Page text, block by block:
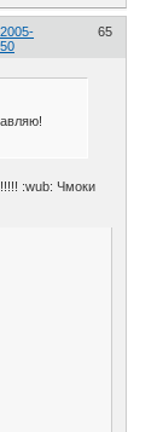
65
2005-
:wub: Чмоки